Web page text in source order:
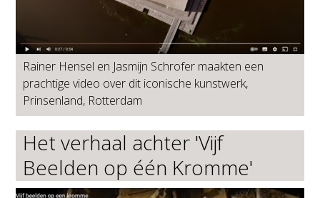
Rainer Hensel en Jasmijn Schrofer maakten een
prachtige video over dit iconische kunstwerk,
Prinsenland, Rotterdam
Het verhaal achter 'Vijf
Beelden op één Kromme'